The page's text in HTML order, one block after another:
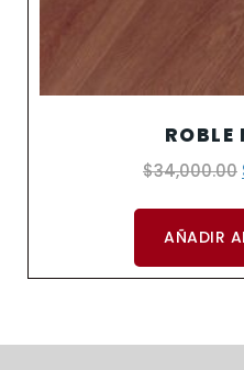
ROBLE
$34,000.00
AÑADIR